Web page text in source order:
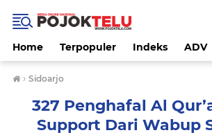
Home Terpopuler Indeks ADV
› Sidoarjo
327 Penghafal Al
Support Dari Wabup